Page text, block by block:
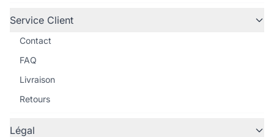
Service Client
Contact
FAQ
Livraison
Retours
Légal